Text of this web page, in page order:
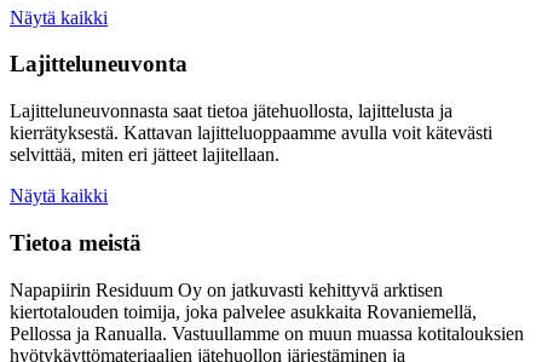
Näytä kaikki
Lajitteluneuvonta
Lajitteluneuvonnasta saat tietoa jätehuollosta, lajittelusta ja
kierrätyksestä. Kattavan lajitteluoppaamme avulla voit kätevästi
selvittää, miten eri jätteet lajitellaan.
Näytä kaikki
Tietoa meistä
Napapiirin Residuum Oy on jatkuvasti kehittyvä arktisen
kiertotalouden toimija, joka palvelee asukkaita Rovaniemellä,
Pellossa ja Ranualla. Vastuullamme on muun muassa kotitalouksien
hyötykäyttömateriaalien jätehuollon järjestäminen ja